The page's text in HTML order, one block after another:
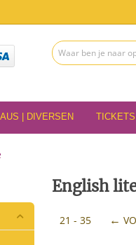
| DIVERSEN TICKETS
English
21 - 35